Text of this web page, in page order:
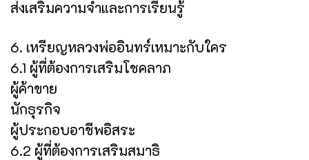
ส่งเสริมความจำและการเรียนรู้
6. เหรียญหลวงพ่ออินทร์เหมาะกับใคร
6.1 ผู้ที่ต้องการเสริมโชคลาภ
ผู้ค้าขาย
นักธุรกิจ
ผู้ประกอบอาชีพอิสระ
6.2 ผู้ที่ต้องการเสริมสมาธิ